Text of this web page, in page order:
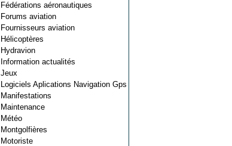
Fédérations aéronautiques
Forums aviation
Fournisseurs aviation
Hélicoptères
Hydravion
Information actualités
Jeux
Logiciels Aplications Navigation Gps
Manifestations
Maintenance
Météo
Montgolfières
Motoriste